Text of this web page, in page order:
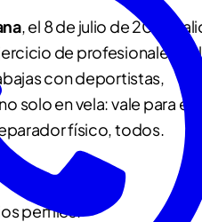
, el 8 de julio de 2025
de profesionales del
con deportistas,
solo en vela: vale para el
físico, todos.
perfiles: